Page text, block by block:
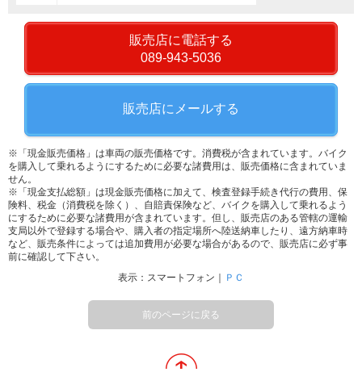
販売店に電話する
089-943-5036
販売店にメールする
※「現金販売価格」は車両の販売価格です。消費税が含まれています。バイク
を購入して乗れるようにするために必要な諸費用は、販売価格に含まれていま
せん。
※「現金支払総額」は現金販売価格に加えて、検査登録手続き代行の費用、保
険料、税金（消費税を除く）、自賠責保険など、バイクを購入して乗れるよう
にするために必要な諸費用が含まれています。但し、販売店のある管轄の運輸
支局以外で登録する場合や、購入者の指定場所へ陸送納車したり、遠方納車時
など、販売条件によっては追加費用が必要な場合があるので、販売店に必ず事
前に確認して下さい。
表示：スマートフォン｜
ＰＣ
前のページに戻る